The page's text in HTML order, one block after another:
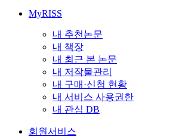
MyRISS
내 추천논문
내 책장
내 최근 본 논문
내 저작물관리
내 구매·신청 현황
내 서비스 사용권한
내 관심 DB
회원서비스